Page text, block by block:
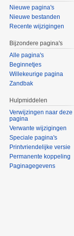
Nieuwe pagina's
Nieuwe bestanden
Recente wijzigingen
Bijzondere pagina's
Alle pagina's
Beginnetjes
Willekeurige pagina
Zandbak
Hulpmiddelen
Verwijzingen naar deze
pagina
Verwante wijzigingen
Speciale pagina's
Printvriendelijke versie
Permanente koppeling
Paginagegevens